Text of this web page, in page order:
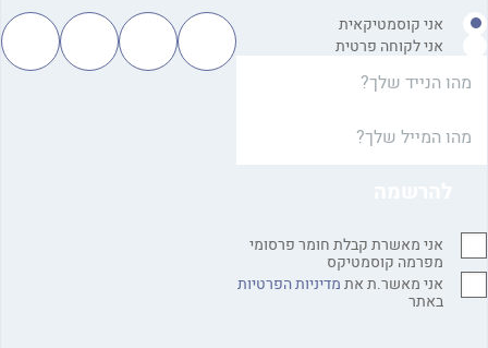
אני קוסמטיקאית
אני לקוחה פרטית
אני מאשרת קבלת חומר פרסומי
מפרמה קוסמטיקס
אני מאשר.ת אתמדיניות הפרטיות
באתר